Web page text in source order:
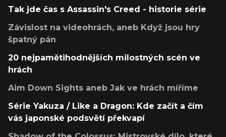
Tak jde čas s Assassin's Creed - historie série
Závislost na videohrách, aneb Když jsou hry
špatný pán
20 nejpamětihodnějších milostných scén ve
hrách
Aim Down Sights aneb Jak ve hrách míříme
Série Yakuza / Like a Dragon: Kde začít a čím
vás japonské podsvětí překvapí